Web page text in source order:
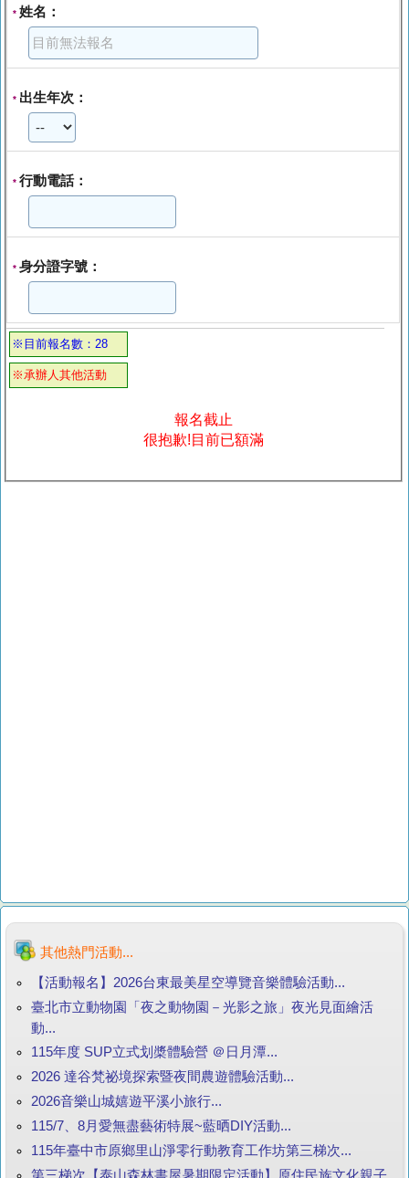
* 姓名：
* 出生年次：
* 行動電話：
* 身分證字號：
※目前報名數：28
※承辦人其他活動
報名截止
很抱歉!目前已額滿
其他熱門活動...
【活動報名】2026台東最美星空導覽音樂體驗活動...
臺北市立動物園「夜之動物園－光影之旅」夜光見面繪活
動...
115年度 SUP立式划槳體驗營 ＠日月潭...
2026 達谷梵祕境探索暨夜間農遊體驗活動...
2026音樂山城嬉遊平溪小旅行...
115/7、8月愛無盡藝術特展~藍晒DIY活動...
115年臺中市原鄉里山淨零行動教育工作坊第三梯次...